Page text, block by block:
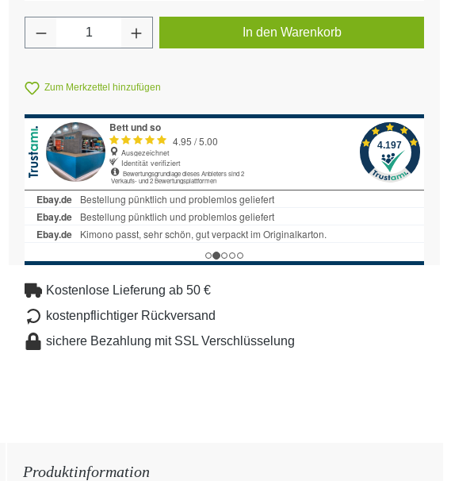
Produkt Anzahl: Gib den gewünschten Wert ein
In den Warenkorb
Zum Merkzettel hinzufügen
Kostenlose Lieferung ab 50 €
kostenpflichtiger Rückversand
sichere Bezahlung mit SSL Verschlüsselung
Produktinformation